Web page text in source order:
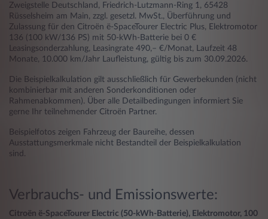
Zweigstelle Deutschland, Friedrich-Lutzmann-Ring 1, 65428
Rüsselsheim am Main, zzgl. gesetzl. MwSt., Überführung und
Zulassung für den Citroën ë-SpaceTourer Electric Plus, Elektromotor
136 (100 kW/136 PS) mit 50-kWh-Batterie bei 0 €
Leasingsonderzahlung, Leasingrate 490,– €/Monat, Laufzeit 48
Monate, 10.000 km/Jahr Laufleistung, gültig bis zum 30.09.2026.
Die Beispielkalkulation gilt ausschließlich für Gewerbekunden (nicht
kombinierbar mit anderen Sonderkonditionen oder
Rahmenabkommen). Über alle Detailbedingungen informiert Sie
gerne Ihr teilnehmender Citroën Partner.
Beispielfotos zeigen Fahrzeug der Baureihe, dessen
Ausstattungsmerkmale nicht Bestandteil der Beispielkalkulation
sind.
Verbrauchs- und Emissionswerte:
Citroën ë-SpaceTourer Electric (50-kWh-Batterie), Elektromotor, 100